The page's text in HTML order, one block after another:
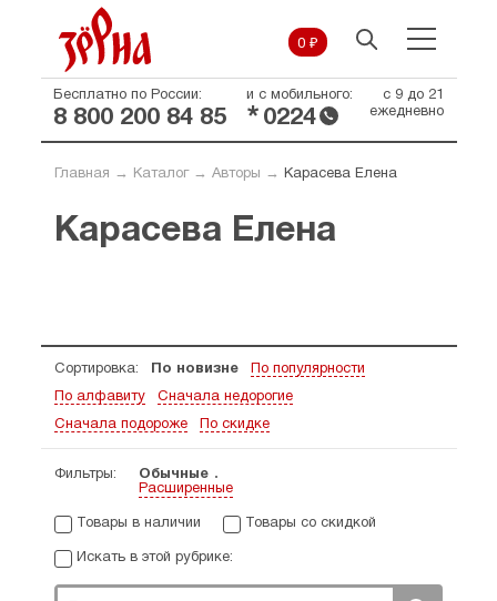
0 ₽
Бесплатно по России:
8 800 200 84 85
и с мобильного:
* 0224
с 9 до 21
ежедневно
Главная → Каталог→ Авторы → Карасева Елена
Карасева Елена
Сортировка: По новизне По популярности
По алфавиту Сначала недорогие
Сначала подороже По скидке
Фильтры:
Обычные
Расширенные
Товары в наличии Товары со скидкой
Искать в этой рубрике: